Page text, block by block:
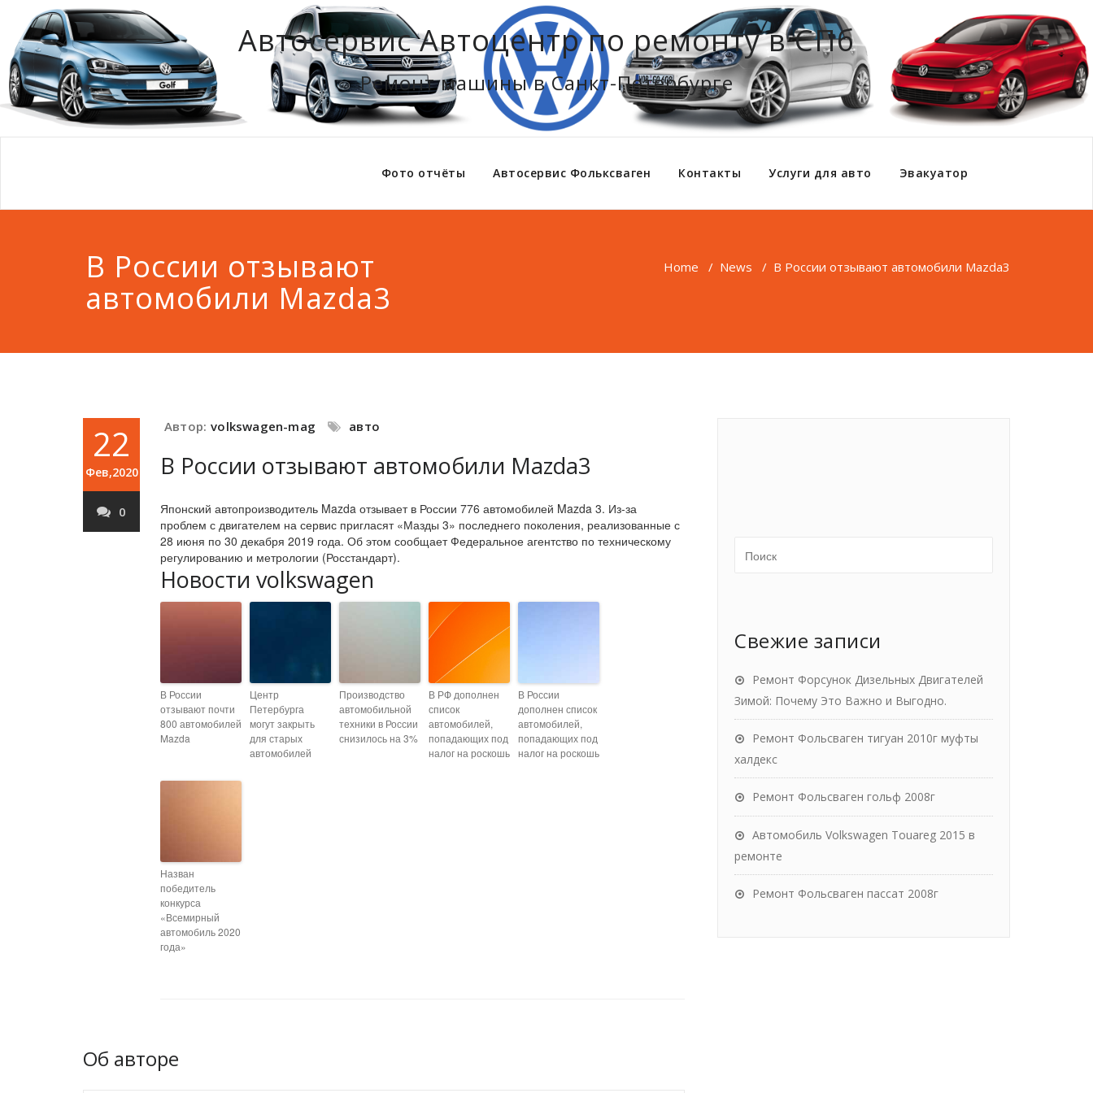
Автосервис Автоцентр по ремонту в СПб
Ремонт машины в Санкт-Петербурге
Фото отчёты Автосервис Фольксваген Контакты Услуги для авто Эвакуатор
В России отзывают
автомобили Mazda3
Home / News / В России отзывают автомобили Mazda3
22
Фев,2020
0
Автор: volkswagen-mag авто
В России отзывают автомобили Mazda3
Японский автопроизводитель Mazda отзывает в России 776 автомобилей Mazda 3. Из-за
проблем с двигателем на сервис пригласят «Мазды 3» последнего поколения, реализованные с
28 июня по 30 декабря 2019 года. Об этом сообщает Федеральное агентство по техническому
регулированию и метрологии (Росстандарт).
Новости volkswagen
В России
отзывают почти
800 автомобилей
Mazda
Центр
Петербурга
могут закрыть
для старых
автомобилей
Производство
автомобильной
техники в России
снизилось на 3%
В РФ дополнен
список
автомобилей,
попадающих под
налог на роскошь
В России
дополнен список
автомобилей,
попадающих под
налог на роскошь
Назван
победитель
конкурса
«Всемирный
автомобиль 2020
года»
Об авторе
Свежие записи
Ремонт Форсунок Дизельных Двигателей
Зимой: Почему Это Важно и Выгодно.
Ремонт Фольсваген тигуан 2010г муфты
халдекс
Ремонт Фольсваген гольф 2008г
Автомобиль Volkswagen Touareg 2015 в
ремонте
Ремонт Фольсваген пассат 2008г